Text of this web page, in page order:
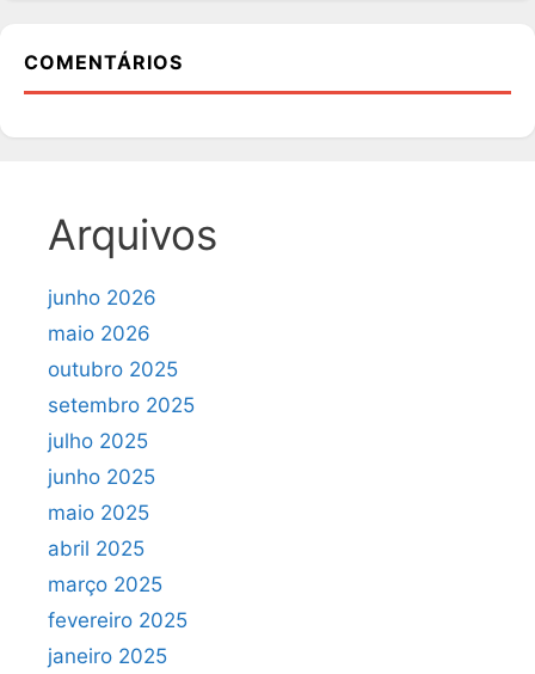
COMENTÁRIOS
Arquivos
junho 2026
maio 2026
outubro 2025
setembro 2025
julho 2025
junho 2025
maio 2025
abril 2025
março 2025
fevereiro 2025
janeiro 2025